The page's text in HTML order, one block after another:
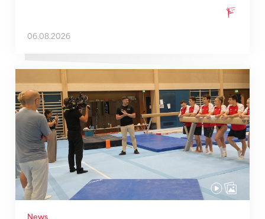
06.08.2026
News
Mit klaren Zielen nach Zagreb